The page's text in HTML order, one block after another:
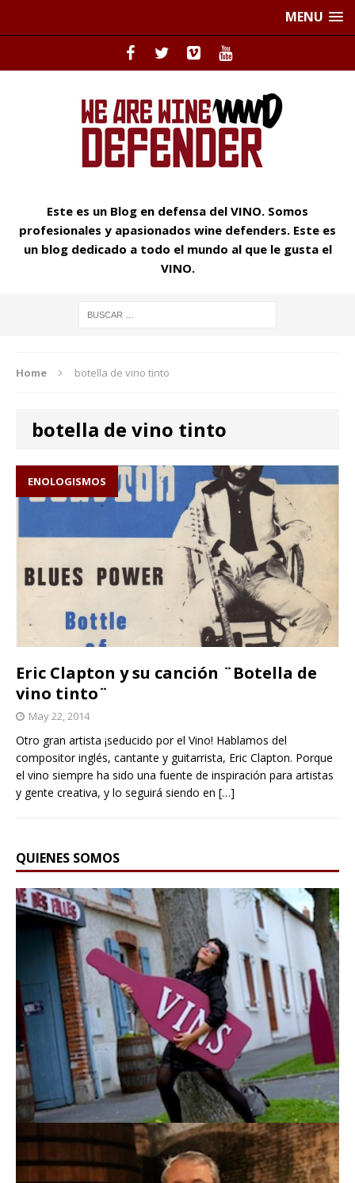
MENU
Este es un Blog en defensa del VINO. Somos
profesionales y apasionados wine defenders. Este es
un blog dedicado a todo el mundo al que le gusta el
VINO.
Home botella de vino tinto
botella de vino tinto
ENOLOGISMOS
Eric Clapton y su canción ¨Botella de
vino tinto¨
May 22, 2014
Otro gran artista ¡seducido por el Vino! Hablamos del
compositor inglés, cantante y guitarrista, Eric Clapton. Porque
el vino siempre ha sido una fuente de inspiración para artistas
y gente creativa, y lo seguirá siendo en […]
QUIENES SOMOS